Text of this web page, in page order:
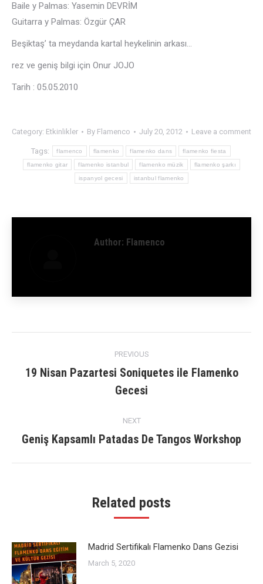
Baile y Palmas: Yasemin DEVRİM
Guitarra y Palmas: Özgür ÇAR
Beşiktaş’ ta meydanda kartal heykelinin arkası…
rez ve geniş bilgi için Onur JOJO
Tarih : 05.05.2010
Category: Etkinlikler By Flamenco July 20, 2012 Leave a comment
Tags: flamenco flamenko flamenko dans flamenko fiesta
flamenko gitar flamenko istanbul flamenko müzik flamenko şarkı
ispanyol gecesi istanbul flamenko
Author: Flamenco
navigation
PREVIOUS
Previous
post:
19 Nisan Pazartesi Soniquetes ile Flamenko
Gecesi
NEXT
Next
Geniş Kapsamlı Patadas De Tangos Workshop
Related posts
Madrid Sertifikalı Flamenko Dans Gezisi
March 5, 2020